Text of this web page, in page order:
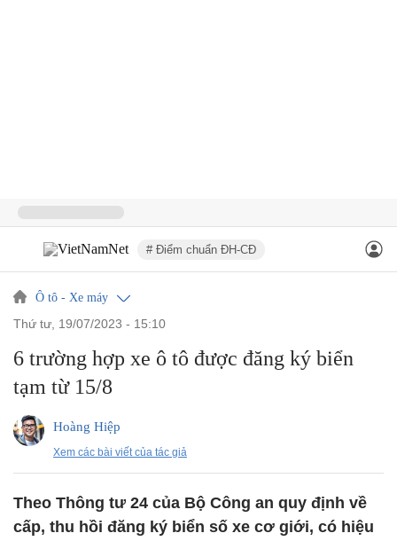
# Điểm chuẩn ĐH-CĐ
Ô tô - Xe máy
thứ tư, 19/07/2023 - 15:10
6 trường hợp xe ô tô được đăng ký biển
tạm từ 15/8
Hoàng Hiệp
Xem các bài viết của tác giả
Theo Thông tư 24 của Bộ Công an quy định về
cấp, thu hồi đăng ký biển số xe cơ giới, có hiệu